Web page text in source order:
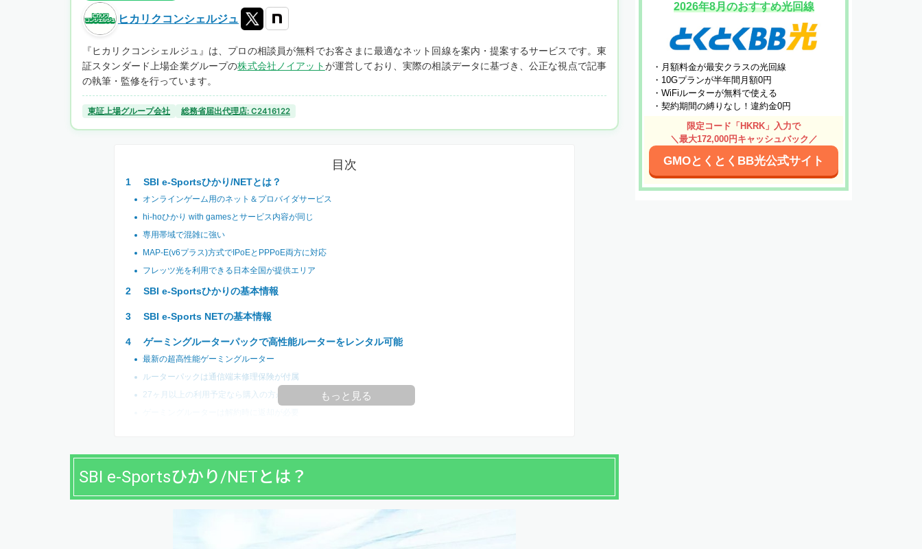
ヒカリクコンシェルジュ
『ヒカリクコンシェルジュ』は、プロの相談員が無料でお客さまに最適なネット回線を案内・提案するサービスです。東
証スタンダード上場企業グループの株式会社ノイアットが運営しており、実際の相談データに基づき、公正な視点で記事
の執筆・監修を行っています。
東証上場グループ会社 総務省届出代理店: C2416122
目次
SBI e-Sportsひかり/NETとは？
オンラインゲーム用のネット＆プロバイダサービス
hi-hoひかり with gamesとサービス内容が同じ
専用帯域で混雑に強い
MAP-E(v6プラス)方式でIPoEとPPPoE両方に対応
フレッツ光を利用できる日本全国が提供エリア
SBI e-Sportsひかりの基本情報
SBI e-Sports NETの基本情報
ゲーミングルーターパックで高性能ルーターをレンタル可能
最新の超高性能ゲーミングルーター
ルーターパックは通信端末修理保険が付属
27ヶ月以上の利用予定なら購入の方がお得
もっと見る
SBI e-Sportsひかり/NETとは？
2026年8月のおすすめ光回線
・月額料金が最安クラスの光回線
・10Gプランが半年間月額0円
・WiFiルーターが無料で使える
・契約期間の縛りなし！違約金0円
限定コード「HKRK」入力で
＼最大172,000円キャッシュバック／
GMOとくとくBB光公式サイト